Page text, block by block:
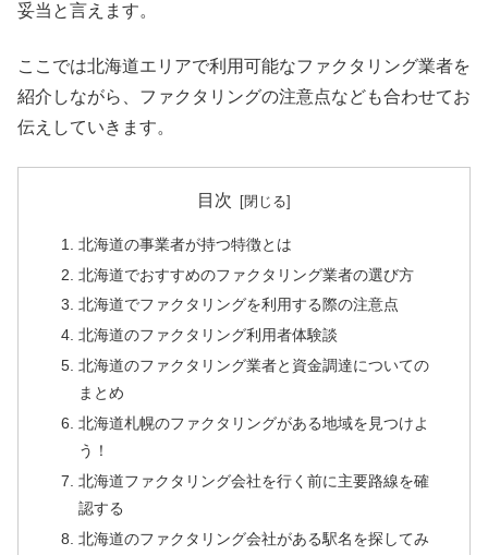
妥当と言えます。
ここでは北海道エリアで利用可能なファクタリング業者を
紹介しながら、ファクタリングの注意点なども合わせてお
伝えしていきます。
目次
北海道の事業者が持つ特徴とは
北海道でおすすめのファクタリング業者の選び方
北海道でファクタリングを利用する際の注意点
北海道のファクタリング利用者体験談
北海道のファクタリング業者と資金調達についての
まとめ
北海道札幌のファクタリングがある地域を見つけよ
う！
北海道ファクタリング会社を行く前に主要路線を確
認する
北海道のファクタリング会社がある駅名を探してみ